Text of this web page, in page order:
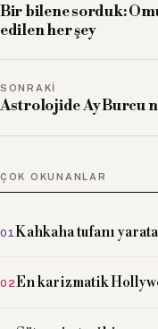
Bir bilene sorduk:
edilen her şey
SONRAKI
Astrolojide Ay Burcu
ÇOK OKUNANLAR
Kahkaha tufanı
En karizmatik